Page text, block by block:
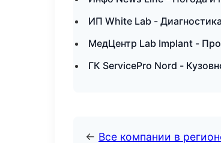
ИП White Lab -
МедЦентр Lab Implant -
ГК ServicePro Nord -
← Все компании в